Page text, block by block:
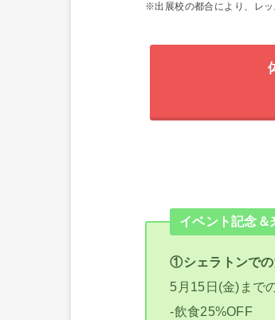
※出展校の都合により、レッ
イベント記念＆
①シェラトンで
5月15日(金)まで
-飲食25%OFF